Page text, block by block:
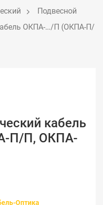
Подвесной
ОКПА-…/П (ОКПА-П/
кабель
П/П, ОКПА-
Оптика